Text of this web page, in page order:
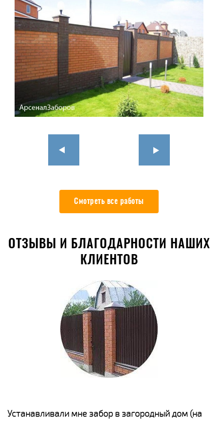
Смотреть все работы
ОТЗЫВЫ И БЛАГОДАРНОСТИ НАШИХ
КЛИЕНТОВ
Устанавливали мне забор в загородный дом (на